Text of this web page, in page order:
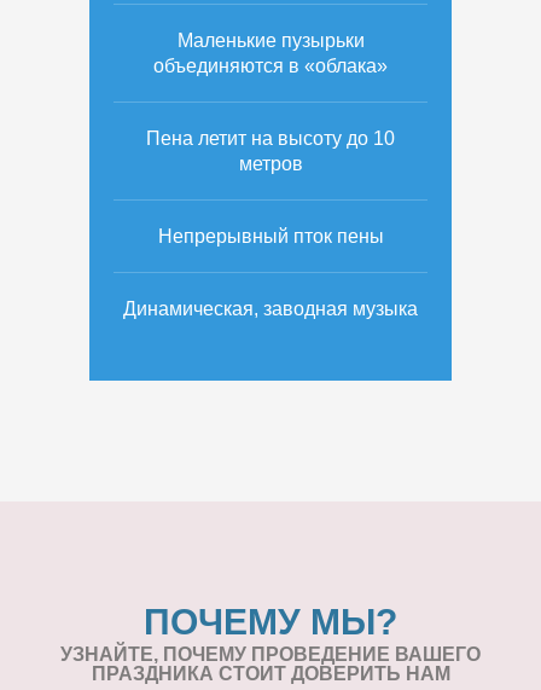
Маленькие пузырьки
объединяются в «облака»
Пена летит на высоту до 10
метров
Непрерывный пток пены
Динамическая, заводная музыка
ПОЧЕМУ МЫ?
УЗНАЙТЕ, ПОЧЕМУ ПРОВЕДЕНИЕ ВАШЕГО
ПРАЗДНИКА СТОИТ ДОВЕРИТЬ НАМ